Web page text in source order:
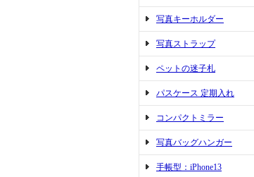
写真キーホルダー
写真ストラップ
ペットの迷子札
パスケース 定期入れ
コンパクトミラー
写真バッグハンガー
手帳型：iPhone13